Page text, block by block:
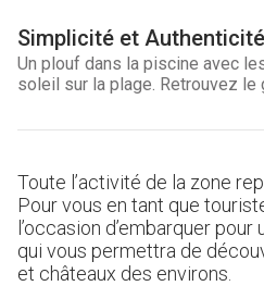
Simplicité et Authenticité
Un plouf dans la piscine avec
soleil sur la plage. Retrouvez
Toute l’activité de la zone
Pour vous en tant que
l’occasion d’embarquer pour
qui vous permettra de
et châteaux des environs.